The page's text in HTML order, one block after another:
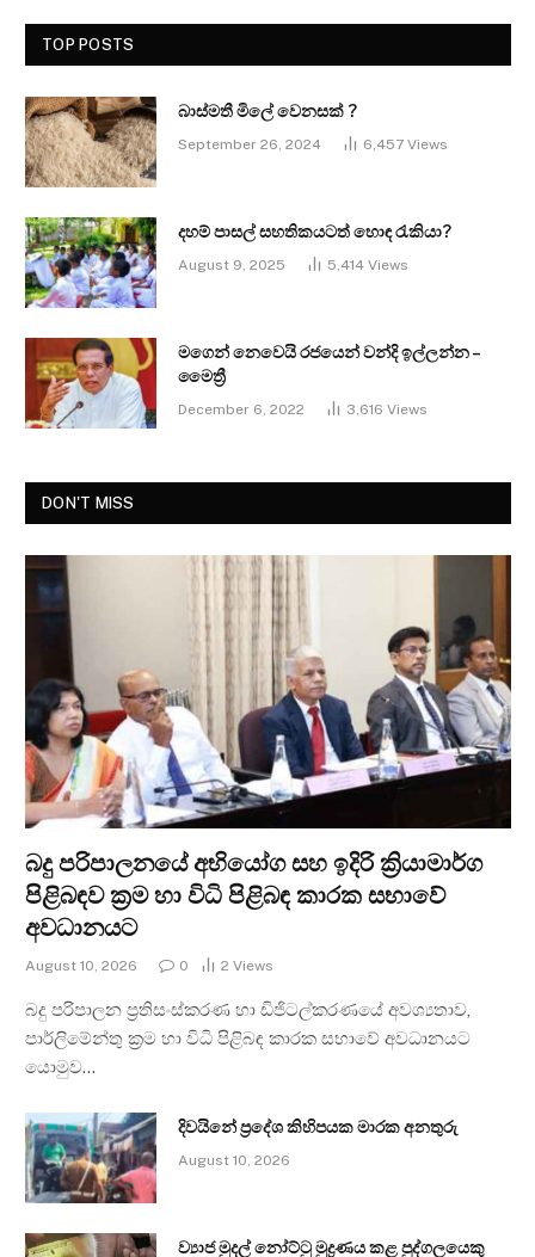
TOP POSTS
බාස්මතී මිලේ වෙනසක් ?
September 26, 2024 6,457 Views
දහම් පාසල් සහතිකයටත් හොඳ රැකියා?
August 9, 2025 5,414 Views
මගෙන් නෙවෙයි රජයෙන් වන්දි ඉල්ලන්න –
මෛත්‍රී
December 6, 2022 3,616 Views
DON'T MISS
බදු පරිපාලනයේ අභියෝග සහ ඉදිරි ක්‍රියාමාර්ග
පිළිබඳව ක්‍රම හා විධි පිළිබඳ කාරක සභාවේ
අවධානයට
August 10, 2026 0 2 Views
බදු පරිපාලන ප්‍රතිසංස්කරණ හා ඩිජිටල්කරණයේ අවශ්‍යතාව,
පාර්ලිමේන්තු ක්‍රම හා විධි පිළිබඳ කාරක සභාවේ අවධානයට
යොමුව…
දිවයිනේ ප්‍රදේශ කිහිපයක මාරක අනතුරු
August 10, 2026
ව්‍යාජ මුදල් නෝට්ටු මුද්‍රණය කළ පුද්ගලයෙකු